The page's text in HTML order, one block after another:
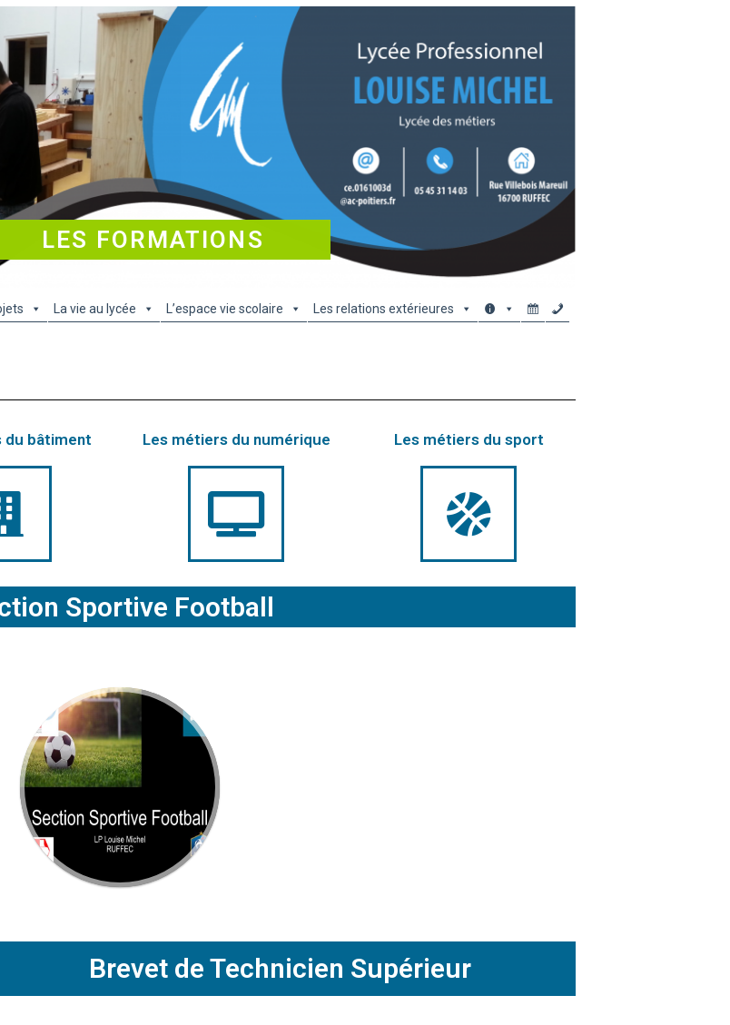
LES FORMATIONS
La vie au lycée L’espace vie scolaire Les relations extérieures
du bâtiment Les métiers du numérique Les métiers du sport
Sportive Football
Brevet de Technicien Supérieur